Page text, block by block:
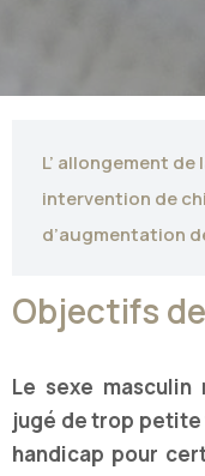
L’ allongement
intervention de
d’augmentation
Objectifs
Le sexe
jugé de trop
handicap pour